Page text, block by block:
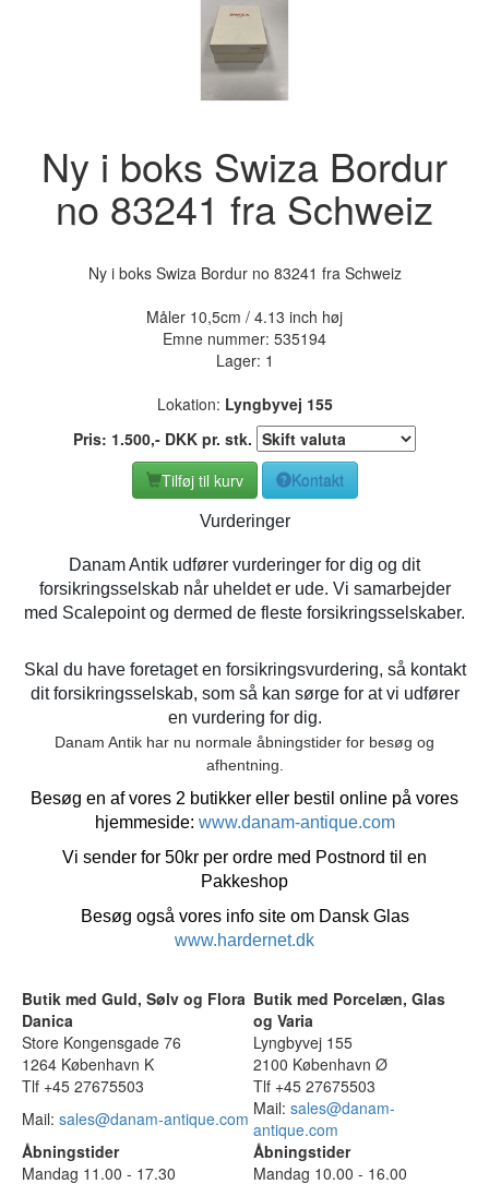
Ny i boks Swiza Bordur
no 83241 fra Schweiz
Ny i boks Swiza Bordur no 83241 fra Schweiz
Måler 10,5cm / 4.13 inch høj
Emne nummer: 535194
Lager: 1
Lokation: Lyngbyvej 155
Pris: 1.500,- DKK pr. stk.
Tilføj til kurv
Kontakt
Vurderinger
Danam Antik udfører vurderinger for dig og dit
forsikringsselskab når uheldet er ude. Vi samarbejder
med Scalepoint og dermed de fleste forsikringsselskaber.
Skal du have foretaget en forsikringsvurdering, så kontakt
dit forsikringsselskab, som så kan sørge for at vi udfører
en vurdering for dig.
Danam Antik har nu normale åbningstider for besøg og
afhentning.
Besøg en af vores 2 butikker eller bestil online på vores
hjemmeside: www.danam-antique.com
Vi sender for 50kr per ordre med Postnord til en
Pakkeshop
Besøg også vores info site om Dansk Glas
www.hardernet.dk
Butik med Guld, Sølv og Flora
Danica
Butik med Porcelæn, Glas
og Varia
Store Kongensgade 76
Lyngbyvej 155
1264 København K
2100 København Ø
Tlf +45 27675503
Tlf +45 27675503
Mail: sales@danam-antique.com Mail: sales@danam-
antique.com
Åbningstider
Åbningstider
Mandag 11.00 - 17.30
Mandag 10.00 - 16.00